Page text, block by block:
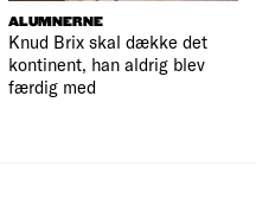
ALUMNERNE
Knud Brix skal dække det
kontinent, han aldrig blev
færdig med